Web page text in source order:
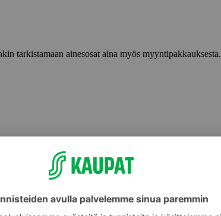
tarkistamaan ainesosat aina myös myyntipakkauksesta.